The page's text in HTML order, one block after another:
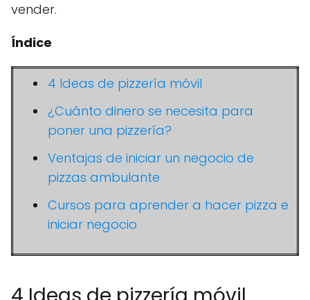
vender.
Índice
4 Ideas de pizzería móvil
¿Cuánto dinero se necesita para
poner una pizzería?
Ventajas de iniciar un negocio de
pizzas ambulante
Cursos para aprender a hacer pizza e
iniciar negocio